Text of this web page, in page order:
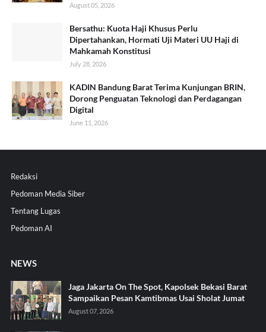
August 05, 2026
Bersathu: Kuota Haji Khusus Perlu
Dipertahankan, Hormati Uji Materi UU Haji di
Mahkamah Konstitusi
July 28, 2026
KADIN Bandung Barat Terima Kunjungan BRIN,
Dorong Penguatan Teknologi dan Perdagangan
Digital
June 11, 2026
Redaksi
Pedoman Media Siber
Tentang Lugas
Pedoman AI
NEWS
Jaga Jakarta On The Spot, Kapolsek Bekasi Barat
Sampaikan Pesan Kamtibmas Usai Sholat Jumat
August 07, 2026